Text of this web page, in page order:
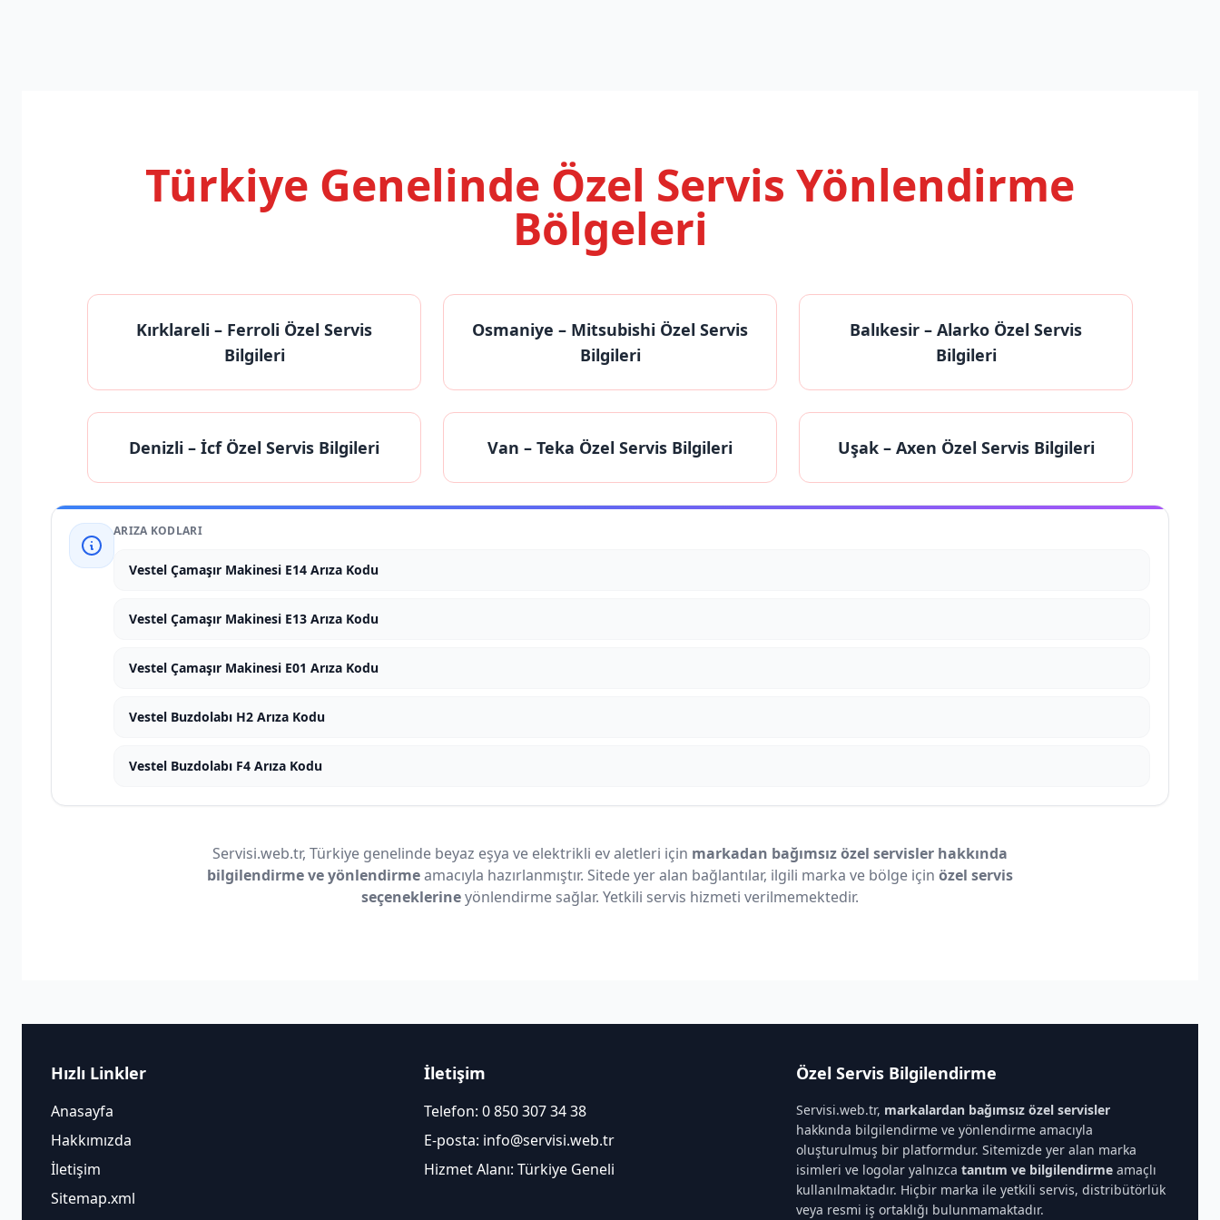
Türkiye Genelinde Özel Servis Yönlendirme
Bölgeleri
Kırklareli – Ferroli Özel Servis
Bilgileri
Osmaniye – Mitsubishi Özel Servis
Bilgileri
Balıkesir – Alarko Özel Servis
Bilgileri
Denizli – İcf Özel Servis Bilgileri Van – Teka Özel Servis Bilgileri Uşak– Axen Özel Servis Bilgileri
ARIZA KODLARI
Vestel Çamaşır Makinesi E14 Arıza Kodu
Vestel Çamaşır Makinesi E13 Arıza Kodu
Vestel Çamaşır Makinesi E01 Arıza Kodu
Vestel Buzdolabı H2 Arıza Kodu
Vestel Buzdolabı F4 Arıza Kodu
Servisi.web.tr, Türkiye genelinde beyaz eşya ve elektrikli ev aletleri için markadan bağımsız özel servisler hakkında
bilgilendirme ve yönlendirmeamacıyla hazırlanmıştır. Sitede yer alan bağlantılar, ilgili marka ve bölge için özel servis
seçeneklerineyönlendirme sağlar. Yetkili servis hizmeti verilmemektedir.
Hızlı Linkler
Anasayfa
Hakkımızda
İletişim
Sitemap.xml
İletişim
Telefon: 0 850 307 34 38
E-posta: info@servisi.web.tr
Hizmet Alanı: Türkiye Geneli
Özel Servis Bilgilendirme
Servisi.web.tr, markalardan bağımsız özel servisler
hakkında bilgilendirme ve yönlendirme amacıyla
oluşturulmuş bir platformdur. Sitemizde yer alan marka
isimleri ve logolar yalnızcatanıtım ve bilgilendirme amaçlı
kullanılmaktadır. Hiçbir marka ile yetkili servis, distribütörlük
veya resmi iş ortaklığı bulunmamaktadır.